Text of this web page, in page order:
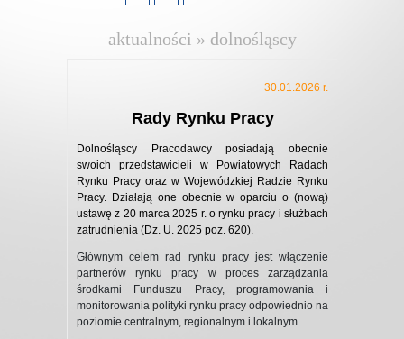
aktualności » dolnośląscy
30.01.2026 r.
Rady Rynku Pracy
Dolnośląscy Pracodawcy posiadają obecnie
swoich przedstawicieli w Powiatowych Radach
Rynku Pracy oraz w Wojewódzkiej Radzie Rynku
Pracy. Działają one obecnie w oparciu o (nową)
ustawę z 20 marca 2025 r. o rynku pracy i służbach
zatrudnienia (Dz. U. 2025 poz. 620).
Głównym celem rad rynku pracy jest włączenie
partnerów rynku pracy w proces zarządzania
środkami Funduszu Pracy, programowania i
monitorowania polityki rynku pracy odpowiednio na
poziomie centralnym, regionalnym i lokalnym.